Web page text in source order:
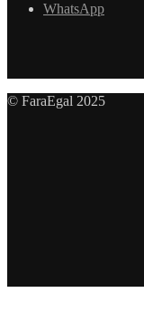
WhatsApp
© FaraEgal 2025